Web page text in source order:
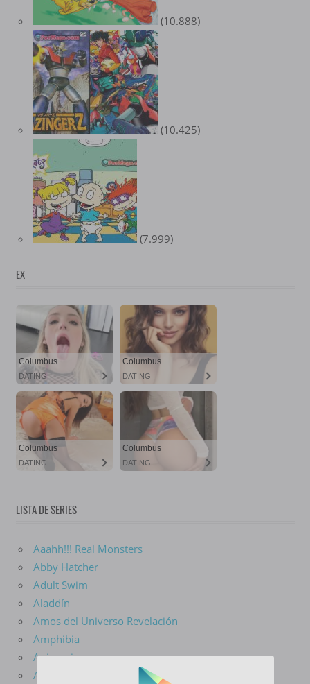
(10.888)
(10.425)
(7.999)
EX
LISTA DE SERIES
Aaahh!!! Real Monsters
Abby Hatcher
Adult Swim
Aladdín
Amos del Universo Revelación
Amphibia
Animaniacs
Aquaman